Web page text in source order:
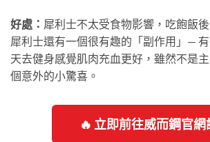
好處： 犀利士不太受食物影響，吃飽飯
犀利士還有一個很有趣的「副作用」—
天去健身感覺肌肉充血更好，雖然不是
個意外的小驚喜。
🔥 立即前往威而鋼官網